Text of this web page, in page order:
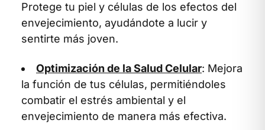
Protege tu piel y células de los efectos del
envejecimiento, ayudándote a lucir y
sentirte más joven.
Optimización de la Salud Celular: Mejora
la función de tus células, permitiéndoles
combatir el estrés ambiental y el
envejecimiento de manera más efectiva.